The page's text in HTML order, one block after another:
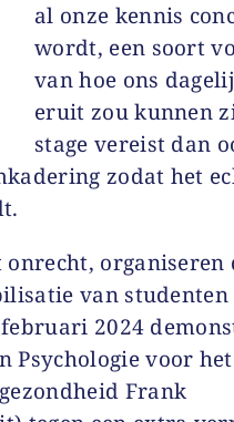
al onze kennis
wordt, een soort
van hoe ons
eruit zou kunnen
stage vereist dan
zodat het
organiseren
van
2024
Psychologie voor
Frank